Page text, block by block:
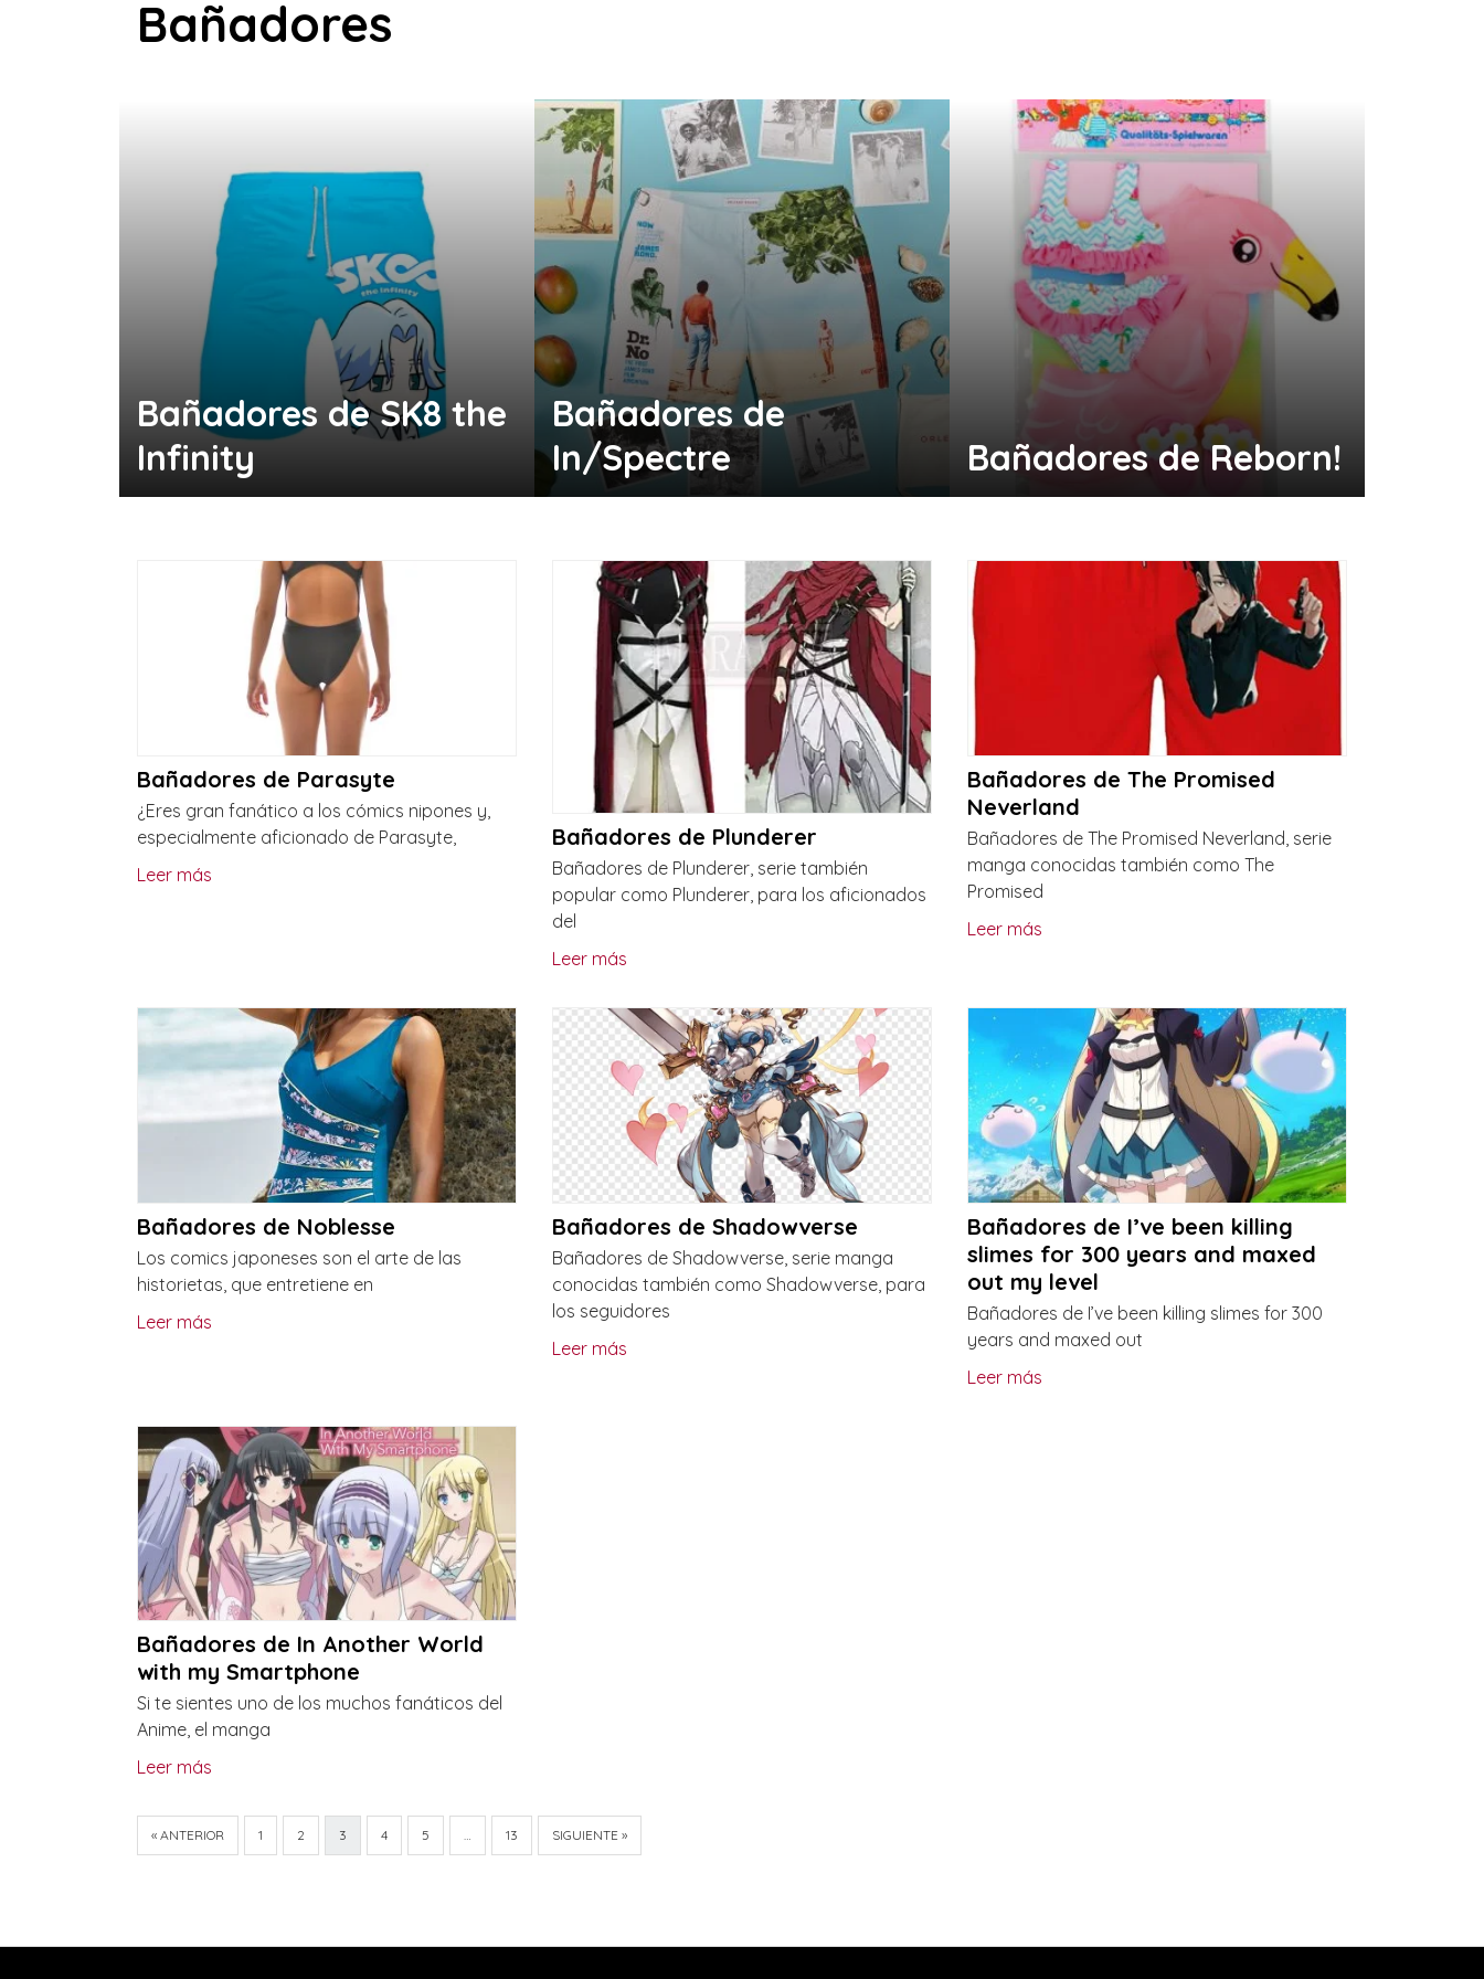
Bañadores
Bañadores de SK8 the
Infinity
Bañadores de
In/Spectre
Bañadores de Reborn!
Bañadores de Parasyte
¿Eres gran fanático a los cómics nipones y,
especialmente aficionado de Parasyte,
Leer más
Bañadores de Plunderer
Bañadores de Plunderer, serie también
popular como Plunderer, para los aficionados
del
Leer más
Bañadores de The Promised
Neverland
Bañadores de The Promised Neverland, serie
manga conocidas también como The
Promised
Leer más
Bañadores de Noblesse
Los comics japoneses son el arte de las
historietas, que entretiene en
Leer más
Bañadores de Shadowverse
Bañadores de Shadowverse, serie manga
conocidas también como Shadowverse, para
los seguidores
Leer más
Bañadores de I’ve been killing
slimes for 300 years and maxed
out my level
Bañadores de I’ve been killing slimes for 300
years and maxed out
Leer más
Bañadores de In Another World
with my Smartphone
Si te sientes uno de los muchos fanáticos del
Anime, el manga
Leer más
« ANTERIOR 1 2 3 4 5 … 13 SIGUIENTE »